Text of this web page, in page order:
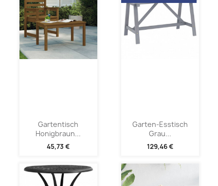
Gartentisch
Honigbraun...
45,73 €
Garten-Esstisch
Grau...
129,46 €